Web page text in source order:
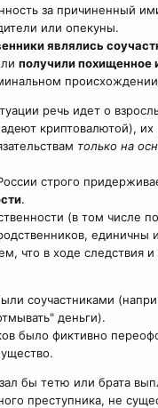
за причиненный
или опекуны.
являлись
получили похищенное
речь идет о
криптовалютой), их
только на
строго
.
(в том числе
единичны
что в ходе следствия
соучастниками
деньги).
было фиктивно
бы тетю или брата
преступника, не